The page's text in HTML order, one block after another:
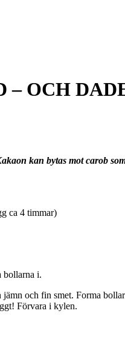
– OCH
kan bytas mot carob
ca 4 timmar)
bollarna i.
och fin smet. Forma
Förvara i kylen.